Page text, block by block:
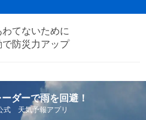
てないために
防災力アップ
ダーで雨を回避！
式 天気予報アプリ